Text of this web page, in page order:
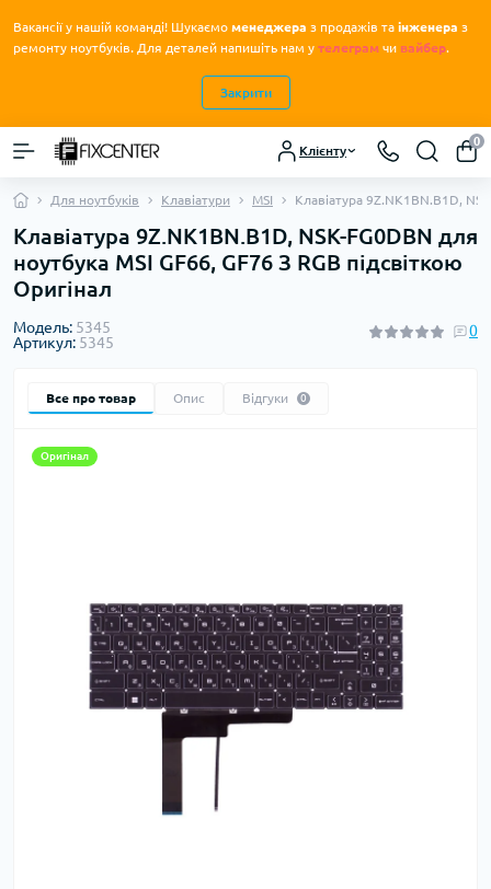
Вакансії у нашій команді! Шукаємо менеджера з продажів та інженера з
ремонту ноутбуків. Для деталей напишіть нам у телеграм чи вайбер.
Закрити
Клієнту
0
Для ноутбуків Клавіатури MSI Клавіатура 9Z.NK1BN.B1D,
Клавіатура 9Z.NK1BN.B1D, NSK-FG0DBN для
ноутбука MSI GF66, GF76 З RGB підсвіткою
Оригінал
Модель: 5345
Артикул: 5345
0
Все про товар Опис Відгуки 0
Оригінал